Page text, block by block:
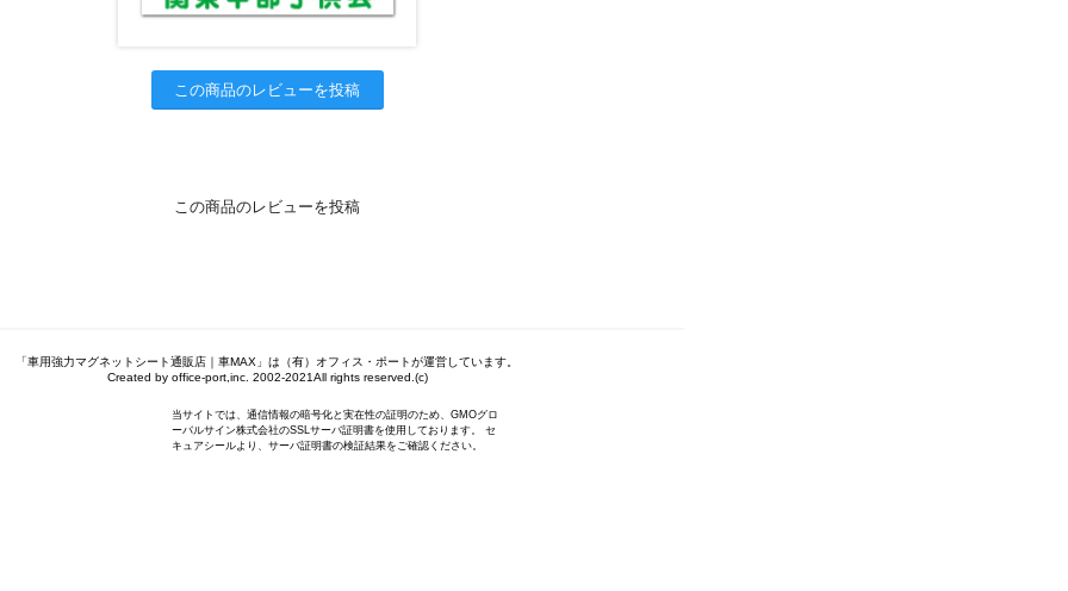
この商品のレビューを投稿
この商品のレビューを投稿
「車用強力マグネットシート通販店｜車MAX」は（有）オフィス・ポートが運営しています。
Created by office-port,inc. 2002-2021All rights reserved.(c)
当サイトでは、通信情報の暗号化と実在性の証明のため、GMOグロ
ーバルサイン株式会社のSSLサーバ証明書を使用しております。 セ
キュアシールより、サーバ証明書の検証結果をご確認ください。